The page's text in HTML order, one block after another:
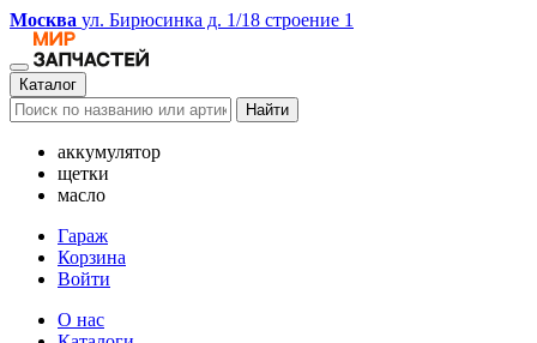
Москва ул. Бирюсинка д. 1/18 строение 1
Каталог
Найти
аккумулятор
щетки
масло
Гараж
Корзина
Войти
О нас